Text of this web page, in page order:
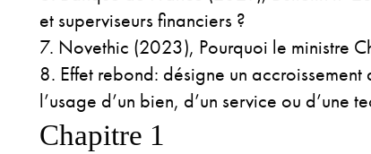
et superviseurs financiers ?
Novethic (2023), Pourquoi le ministre
Effet rebond: désigne un
l’usage d’un bien, d’un service ou d’une
Chapitre 1